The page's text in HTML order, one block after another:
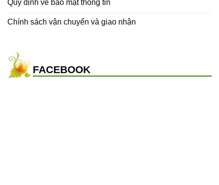
Quy định về bảo mật thông tin
Chính sách vận chuyển và giao nhận
FACEBOOK